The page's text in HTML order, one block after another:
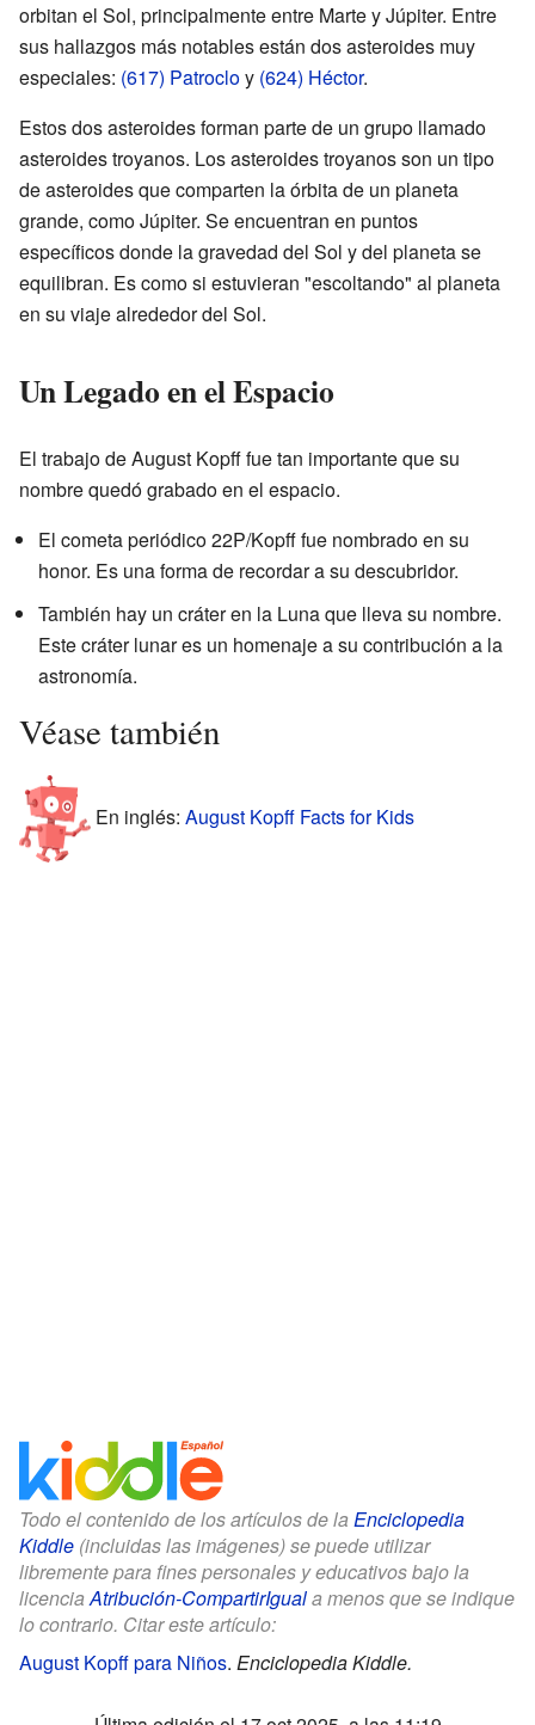
orbitan el Sol, principalmente entre Marte y Júpiter. Entre
sus hallazgos más notables están dos asteroides muy
especiales: (617) Patrocloy (624) Héctor.
Estos dos asteroides forman parte de un grupo llamado
asteroides troyanos. Los asteroides troyanos son un tipo
de asteroides que comparten la órbita de un planeta
grande, como Júpiter. Se encuentran en puntos
específicos donde la gravedad del Sol y del planeta se
equilibran. Es como si estuvieran "escoltando" al planeta
en su viaje alrededor del Sol.
Un Legado en el Espacio
El trabajo de August Kopff fue tan importante que su
nombre quedó grabado en el espacio.
El cometa periódico 22P/Kopff fue nombrado en su
honor. Es una forma de recordar a su descubridor.
También hay un cráter en la Luna que lleva su nombre.
Este cráter lunar es un homenaje a su contribución a la
astronomía.
Véase también
En inglés: August Kopff Facts for Kids
Todo el contenido de los artículos de la Enciclopedia
Kiddle (incluidas las imágenes) se puede utilizar
libremente para fines personales y educativos bajo la
licenciaAtribución-CompartirIguala menos que se indique
lo contrario. Citar este artículo:
August Kopff para Niños. Enciclopedia Kiddle.